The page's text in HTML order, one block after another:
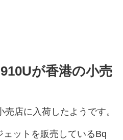
が香港の小売
店に入荷したようです。
ットを販売しているBq